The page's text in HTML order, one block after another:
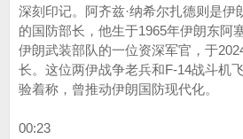
深刻印记。阿齐兹·纳希尔扎德则是伊
的国防部长，他生于1965年伊朗东阿
伊朗武装部队的一位资深军官，于
长。这位两伊战争老兵和F-14战斗机
验着称，曾推动伊朗国防现代化。
00:23